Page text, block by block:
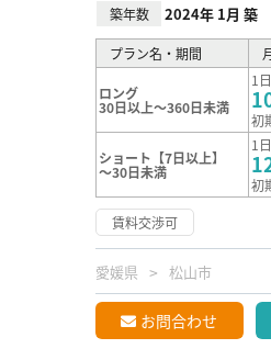
築年数 2024年 1月 築
プラン名・期間
ロング
30日以上～360日未満
1
初
ショート【7日以上】
～30日未満
1
初
賃料交渉可
愛媛県 松山市
お問合わせ